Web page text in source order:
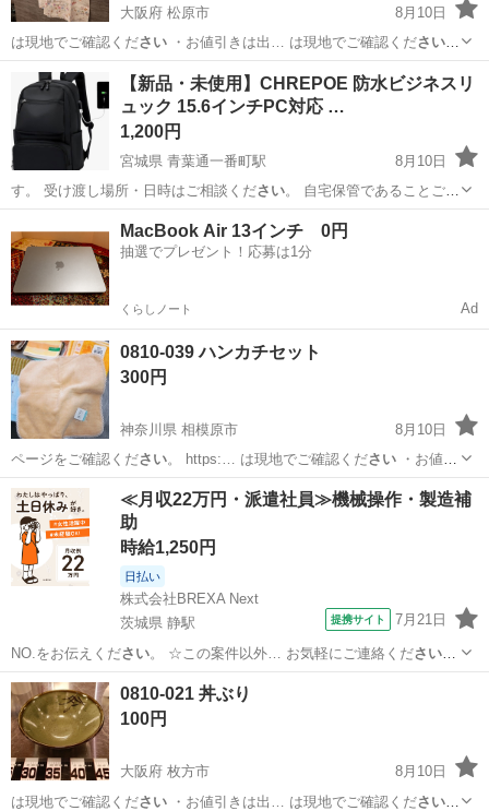
大阪府 松原市
8月10日
は現地でご確認ください・お値引きは出… は現地でご確認ください
【付属品】… は現地でご確認ください 【価格】 …
大阪 松原市 シャツ 現地
【新品・未使用】CHREPOE 防水ビジネスリ
ュック 15.6インチPC対応 …
1,200円
宮城県 青葉通一番町駅
8月10日
す。 受け渡し場所・日時はご相談ください。 自宅保管であることご理
解の上、ご…仙台市 青葉通一番町駅 バッグ 軽量
MacBook Air 13インチ 0円
抽選でプレゼント！応募は1分
くらしノート Ad
0810-039 ハンカチセット
300円
神奈川県 相模原市
8月10日
ページをご確認ください。 https:… は現地でご確認ください・お値引
きは出… は現地でご確認ください 【付属品】… は現地でご確認くだ
さい 【価格】 …
神奈川 相模原市 小物 現地
≪月収22万円・派遣社員≫機械操作・製造補
助
時給1,250円
日払い
株式会社BREXA Next
茨城県 静駅
提携サイト 7月21日
NO.をお伝えください。 ☆この案件以外… お気軽にご連絡ください！
給与 mon…
茨城 常陸大宮市 静駅 その他
0810-021 丼ぶり
100円
大阪府 枚方市
8月10日
は現地でご確認ください・お値引きは出… は現地でご確認ください